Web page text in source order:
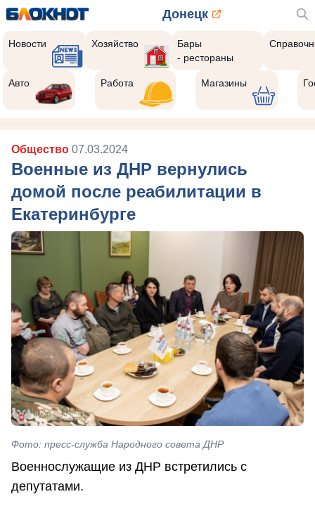
Донецк
Новости Хозяйство
Бары
- рестораны
Авто Работа Магазины
Общество 07.03.2024
Военные из ДНР вернулись
домой после реабилитации в
Екатеринбурге
Фото: пресс-служба Народного совета ДНР
Военнослужащие из ДНР встретились с
депутатами.